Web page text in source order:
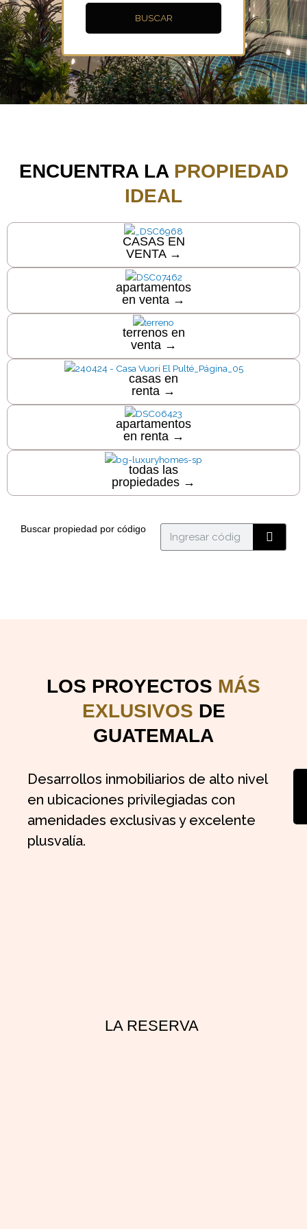
BUSCAR
ENCUENTRA LA PROPIEDAD
IDEAL
CASAS EN
VENTA →
apartamentos
en venta →
terrenos en
venta →
casas en
renta →
apartamentos
en renta →
todas las
propiedades →
Buscar propiedad por código
LOS PROYECTOS MÁS
EXLUSIVOS DE
GUATEMALA
Desarrollos inmobiliarios de alto nivel
en ubicaciones privilegiadas con
amenidades exclusivas y excelente
plusvalía.
LA RESERVA